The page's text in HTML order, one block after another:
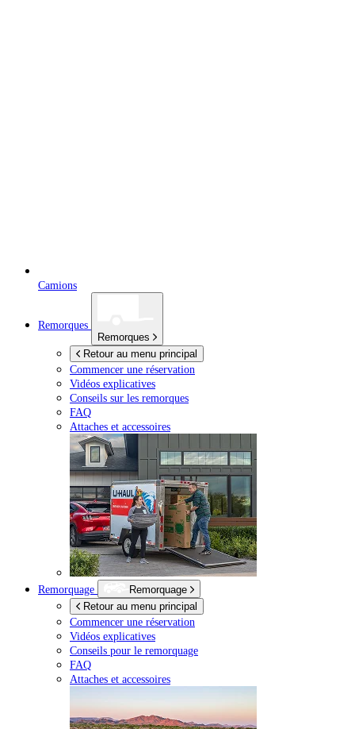
Camions
Remorques
Remorques
Retour au menu principal
Commencer une réservation
Vidéos explicatives
Conseils sur les remorques
FAQ
Attaches et accessoires
Remorquage
Remorquage
Retour au menu principal
Commencer une réservation
Vidéos explicatives
Conseils pour le remorquage
FAQ
Attaches et accessoires